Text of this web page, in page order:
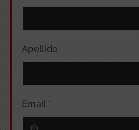
Apellido
Email *